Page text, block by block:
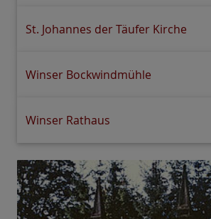
St. Johannes der Täufer Kirche
Winser Bockwindmühle
Winser Rathaus